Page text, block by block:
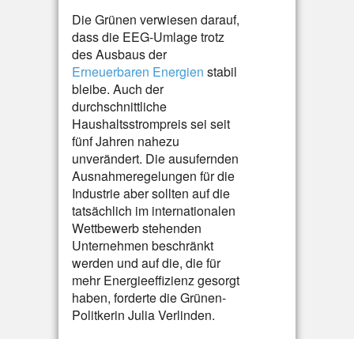
Die Grünen verwiesen darauf,
dass die EEG-Umlage trotz
des Ausbaus der
Erneuerbaren Energien stabil
bleibe. Auch der
durchschnittliche
Haushaltsstrompreis sei seit
fünf Jahren nahezu
unverändert. Die ausufernden
Ausnahmeregelungen für die
Industrie aber sollten auf die
tatsächlich im internationalen
Wettbewerb stehenden
Unternehmen beschränkt
werden und auf die, die für
mehr Energieeffizienz gesorgt
haben, forderte die Grünen-
Politkerin Julia Verlinden.